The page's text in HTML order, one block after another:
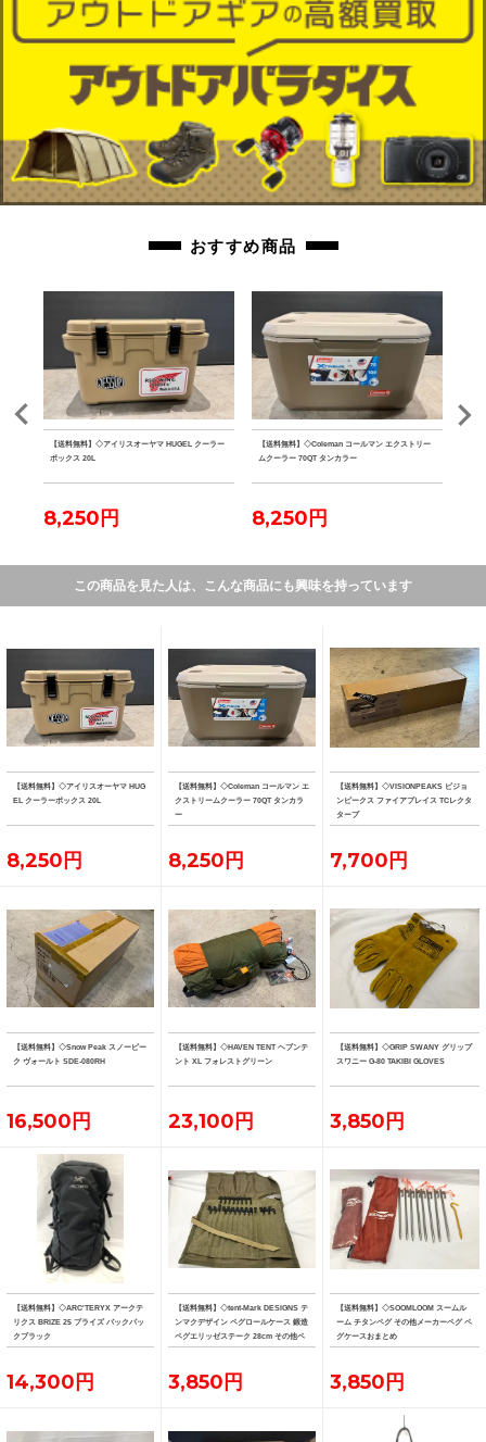
商品管理コード
orb-2606040507-od-081522592
おすすめ商品
【送料無料】◇アイリスオーヤマ HUGEL クーラー
ボックス 20L
8,250円
【送料無料】◇Coleman コールマン エクストリー
ムクーラー 70QT タンカラー
8,250円
この商品を見た人は、こんな商品にも興味を持っています
【送料無料】◇アイリスオーヤマ HUG
EL クーラーボックス 20L
8,250円
【送料無料】◇Coleman コールマン エ
クストリームクーラー 70QT タンカラ
ー
8,250円
【送料無料】◇VISIONPEAKS ビジョ
ンピークス ファイアプレイス TCレクタ
タープ
7,700円
【送料無料】◇Snow Peak スノーピー
ク ヴォールト SDE-080RH
16,500円
【送料無料】◇HAVEN TENT ヘブンテ
ント XL フォレストグリーン
23,100円
【送料無料】◇GRIP SWANY グリップ
スワニー G-80 TAKIBI GLOVES
3,850円
【送料無料】◇ARC'TERYX アークテ
リクス BRIZE 25 ブライズ バックパッ
クブラック
14,300円
【送料無料】◇tent-Mark DESIGNS テ
ンマクデザイン ペグロールケース 鍛造
ペグエリッゼステーク 28cm その他ペ
グおまとめ
3,850円
【送料無料】◇SOOMLOOM スームル
ーム チタンペグ その他メーカーペグ ペ
グケースおまとめ
3,850円